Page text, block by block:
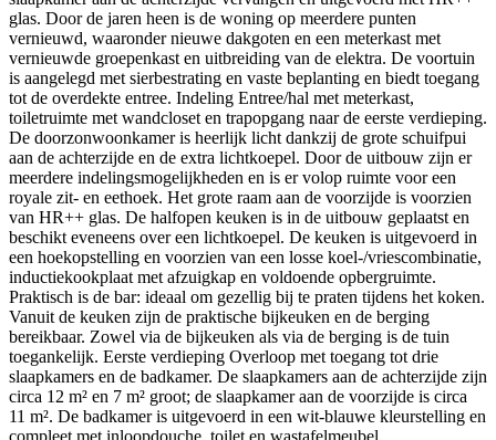
glas. Door de jaren heen is de woning op meerdere punten
vernieuwd, waaronder nieuwe dakgoten en een meterkast met
vernieuwde groepenkast en uitbreiding van de elektra. De voortuin
is aangelegd met sierbestrating en vaste beplanting en biedt toegang
tot de overdekte entree. Indeling Entree/hal met meterkast,
toiletruimte met wandcloset en trapopgang naar de eerste verdieping.
De doorzonwoonkamer is heerlijk licht dankzij de grote schuifpui
aan de achterzijde en de extra lichtkoepel. Door de uitbouw zijn er
meerdere indelingsmogelijkheden en is er volop ruimte voor een
royale zit- en eethoek. Het grote raam aan de voorzijde is voorzien
van HR++ glas. De halfopen keuken is in de uitbouw geplaatst en
beschikt eveneens over een lichtkoepel. De keuken is uitgevoerd in
een hoekopstelling en voorzien van een losse koel-/vriescombinatie,
inductiekookplaat met afzuigkap en voldoende opbergruimte.
Praktisch is de bar: ideaal om gezellig bij te praten tijdens het koken.
Vanuit de keuken zijn de praktische bijkeuken en de berging
bereikbaar. Zowel via de bijkeuken als via de berging is de tuin
toegankelijk. Eerste verdieping Overloop met toegang tot drie
slaapkamers en de badkamer. De slaapkamers aan de achterzijde zijn
circa 12 m² en 7 m² groot; de slaapkamer aan de voorzijde is circa
11 m². De badkamer is uitgevoerd in een wit-blauwe kleurstelling en
compleet met inloopdouche, toilet en wastafelmeubel.